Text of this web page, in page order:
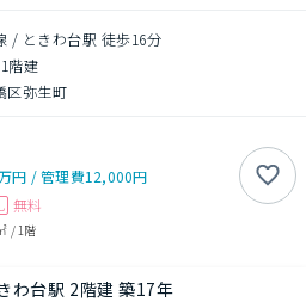
/ ときわ台駅 徒歩16分
階建
区弥生町
円 /管理費12,000円
無料
/ 1階
わ台駅 2階建 築17年